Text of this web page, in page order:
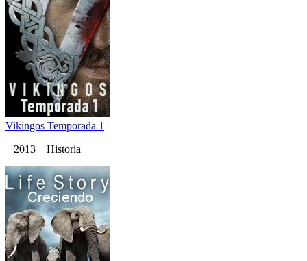
Vikingos Temporada 1
2013 Historia